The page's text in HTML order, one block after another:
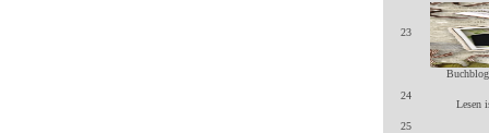
23
24
Lesen
25